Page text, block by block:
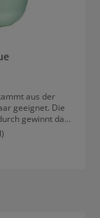
aus der
geeignet. Die
gewinnt das